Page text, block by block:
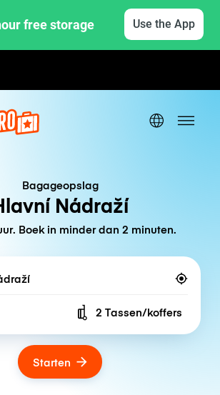
free storage Use the App
Bagageopslag
Nádraží
Boek in minder dan 2 minuten.
Number of bags
2 Tassen/koffers
Starten